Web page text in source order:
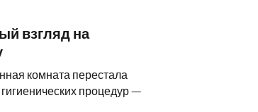
взгляд на
комната перестала
процедур —